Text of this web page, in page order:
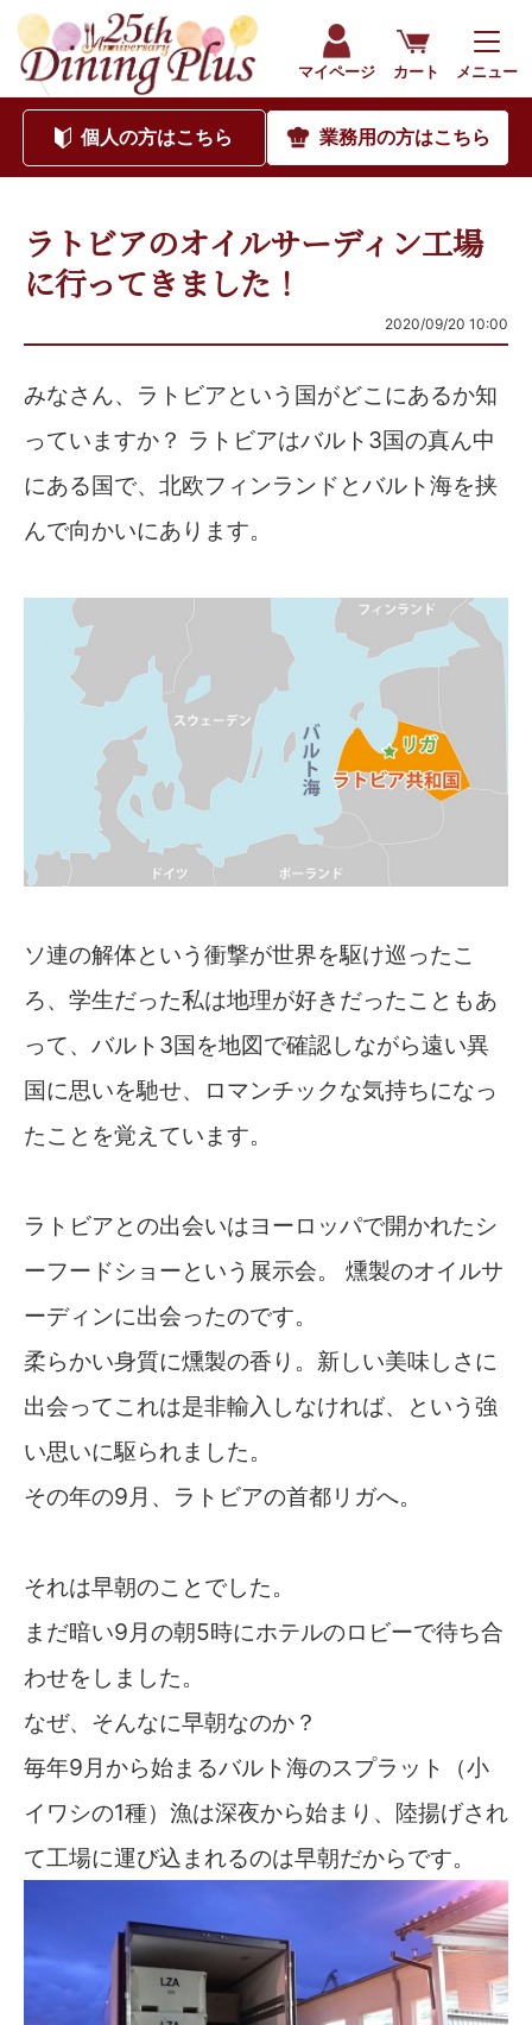
マイページ カート メニュー
個人の方はこちら 業務用の方はこちら
ラトビアのオイルサーディン工場
に行ってきました！
2020/09/20 10:00
みなさん、ラトビアという国がどこにあるか知
っていますか？ ラトビアはバルト3国の真ん中
にある国で、北欧フィンランドとバルト海を挟
んで向かいにあります。
ソ連の解体という衝撃が世界を駆け巡ったこ
ろ、学生だった私は地理が好きだったこともあ
って、バルト3国を地図で確認しながら遠い異
国に思いを馳せ、ロマンチックな気持ちになっ
たことを覚えています。
ラトビアとの出会いはヨーロッパで開かれたシ
ーフードショーという展示会。 燻製のオイルサ
ーディンに出会ったのです。
柔らかい身質に燻製の香り。新しい美味しさに
出会ってこれは是非輸入しなければ、という強
い思いに駆られました。
その年の9月、ラトビアの首都リガへ。
それは早朝のことでした。
まだ暗い9月の朝5時にホテルのロビーで待ち合
わせをしました。
なぜ、そんなに早朝なのか？
毎年9月から始まるバルト海のスプラット（小
イワシの1種）漁は深夜から始まり、陸揚げされ
て工場に運び込まれるのは早朝だからです。